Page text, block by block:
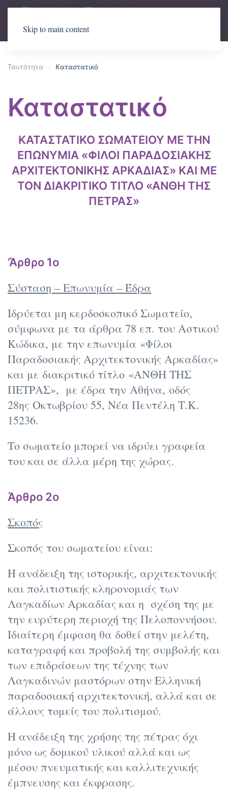
Skip to main content
Ταυτότητα Καταστατικό
Καταστατικό
ΚΑΤΑΣΤΑΤΙΚΟ ΣΩΜΑΤΕΙΟΥ ΜΕ ΤΗΝ
ΕΠΩΝΥΜΙΑ «ΦΙΛΟΙ ΠΑΡΑΔΟΣΙΑΚΗΣ
ΑΡΧΙΤΕΚΤΟΝΙΚΗΣ ΑΡΚΑΔΙΑΣ» ΚΑΙ ΜΕ
ΤΟΝ ΔΙΑΚΡΙΤΙΚΟ ΤΙΤΛΟ «ΑΝΘΗ ΤΗΣ
ΠΕΤΡΑΣ»
‘Άρθρο 1ο
Σύσταση – Επωνυμία – Έδρα
Ιδρύεται μη κερδοσκοπικό Σωματείο,
σύμφωνα με τα άρθρα 78 επ. του Αστικού
Κώδικα, με την επωνυμία «Φίλοι
Παραδοσιακής Αρχιτεκτονικής Αρκαδίας»
και με διακριτικό τίτλο «ΑΝΘΗ ΤΗΣ
ΠΕΤΡΑΣ», με έδρα την Αθήνα, οδός
28ης Οκτωβρίου 55, Νέα Πεντέλη Τ.Κ.
15236.
Το σωματείο μπορεί να ιδρύει γραφεία
του και σε άλλα μέρη της χώρας.
Άρθρο 2ο
Σκοπός
Σκοπός του σωματείου είναι:
Η ανάδειξη της ιστορικής, αρχιτεκτονικής
και πολιτιστικής κληρονομιάς των
Λαγκαδίων Αρκαδίας και η σχέση της με
την ευρύτερη περιοχή της Πελοποννήσου.
Ιδιαίτερη έμφαση θα δοθεί στην μελέτη,
καταγραφή και προβολή της συμβολής και
των επιδράσεων της τέχνης των
Λαγκαδινών μαστόρων στην Ελληνική
παραδοσιακή αρχιτεκτονική, αλλά και σε
άλλους τομείς του πολιτισμού.
Η ανάδειξη της χρήσης της πέτρας όχι
μόνο ως δομικού υλικού αλλά και ως
μέσου πνευματικής και καλλιτεχνικής
έμπνευσης και έκφρασης.